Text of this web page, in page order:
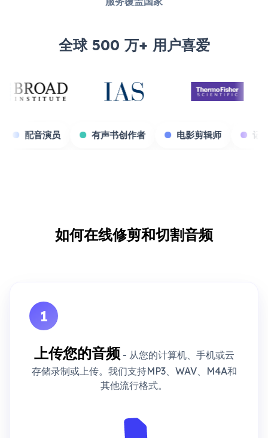
全球 500 万+ 用户喜爱
游戏主播 配音演员 有声书创作者 电影剪辑
如何在线修剪和切割音频
1
上传您的音频 - 从您的计算机、手机或云
存储录制或上传。我们支持MP3、WAV、M4A和
其他流行格式。